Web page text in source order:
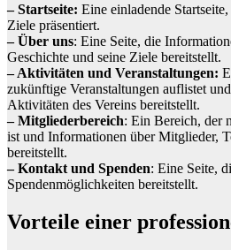
– Startseite: Eine einladende
Ziele präsentiert.
– Über uns: Eine Seite, die
Geschichte und seine Ziele bereitstellt.
– Aktivitäten und Veranstaltungen:
zukünftige Veranstaltungen auflistet
Aktivitäten des Vereins bereitstellt.
– Mitgliederbereich: Ein Bereich, der
ist und Informationen über Mitglieder,
bereitstellt.
– Kontakt und Spenden: Eine Seite,
Spendenmöglichkeiten bereitstellt.
Vorteile einer